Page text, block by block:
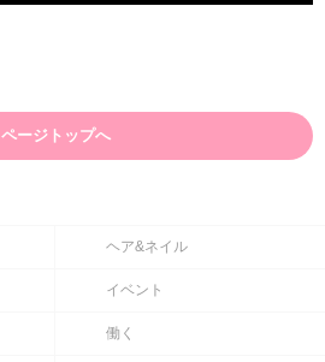
ページトップへ
ヘア&ネイル
イベント
働く